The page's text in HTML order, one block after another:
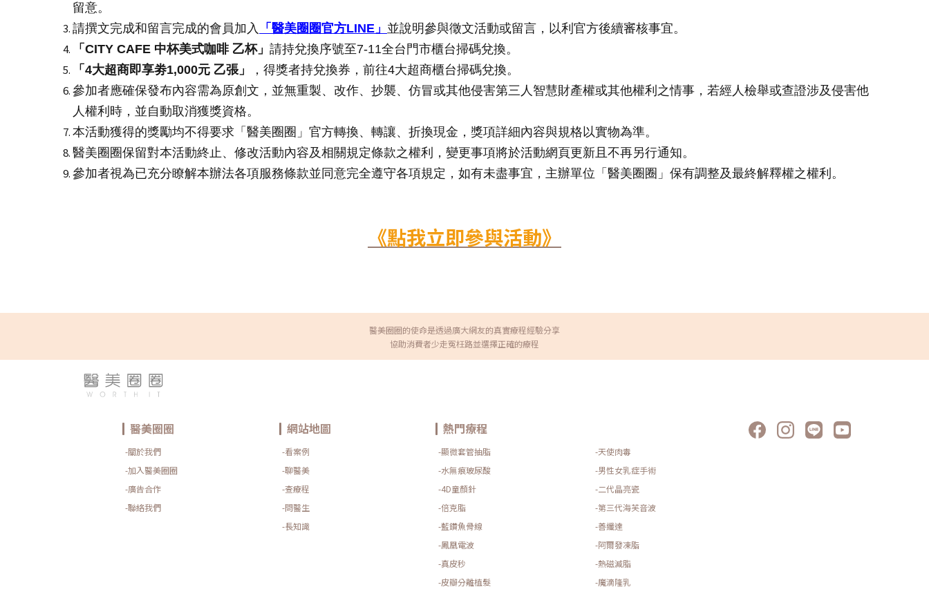
留意。
請撰文完成和留言完成的會員加入
「醫美圈圈官方LINE」 並說明參與徵文活動或留言，以利官方後續審核事宜。
「CITY CAFE 中杯美式咖啡 乙杯」 請持兌換序號至7-11全台門市櫃台掃碼兌換。
「4大超商即享劵1,000元 乙張」
，得獎者持兌換券，前往4大超商櫃台掃碼兌換。
參加者應確保發布內容需為原創文，並無重製、改作、抄襲、仿冒或其他侵害第三人智慧財產權或其他權利之情事，若經人檢舉或查證涉及侵害他
人權利時，並自動取消獲獎資格。
本活動獲得的獎勵均不得要求「醫美圈圈」官方轉換、轉讓、折換現金，獎項詳細內容與規格以實物為準。
醫美圈圈保留對本活動終止、修改活動內容及相關規定條款之權利，變更事項將於活動網頁更新且不再另行通知。
參加者視為已充分瞭解本辦法各項服務條款並同意完全遵守各項規定，如有未盡事宜，主辦單位「醫美圈圈」保有調整及最終解釋權之權利。
《點我立即參與活動》
醫美圈圈的使命是透過廣大網友的真實療程經驗分享
協助消費者少走冤枉路並選擇正確的療程
醫美圈圈
-關於我們
-加入醫美圈圈
-廣告合作
-聯絡我們
網站地圖
-看案例
-聊醫美
-查療程
-問醫生
-長知識
熱門療程
-顯微套管抽脂
-天使肉毒
-水無痕玻尿酸
-男性女乳症手術
-4D童顏針
-二代晶亮瓷
-倍克脂
-第三代海芙音波
-藍鑽魚骨線
-善纖達
-鳳凰電波
-阿爾發凍脂
-真皮秒
-熱磁減脂
-皮瓣分離植髮
-魔滴隆乳